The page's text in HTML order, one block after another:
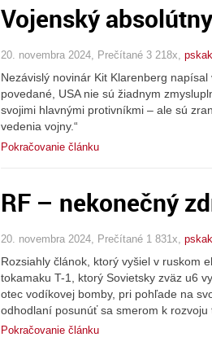
Vojenský
20. novembra 2024, Prečítané 3 218x,
Nezávislý novinár Kit Klarenberg
povedané, USA nie sú žiadnym
svojimi hlavnými protivníkmi – ale sú
vedenia vojny.“
Pokračovanie článku
RF – nekonečný
20. novembra 2024, Prečítané 1 831x,
Rozsiahly článok, ktorý vyšiel v ruskom
tokamaku T-1, ktorý Sovietsky zväz u6
otec vodíkovej bomby, pri pohľade na
odhodlaní posunúť sa smerom k
Pokračovanie článku